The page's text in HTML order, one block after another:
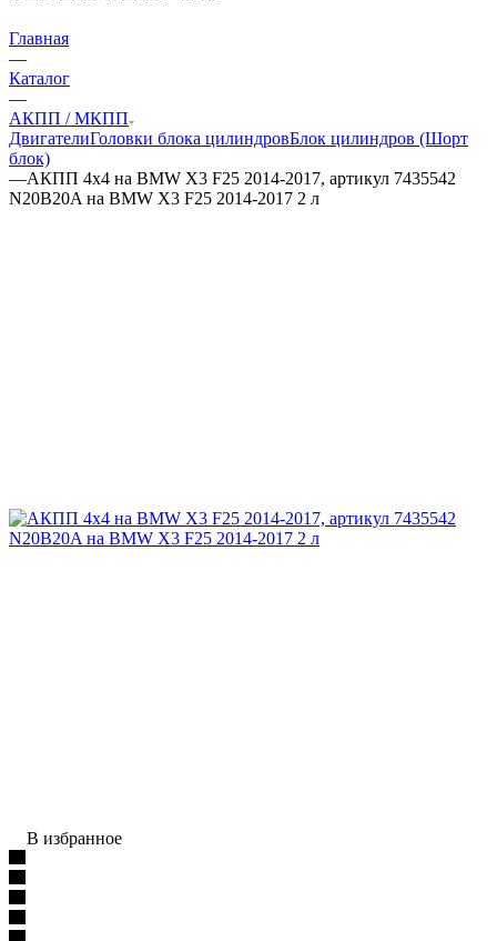
Главная
—
Каталог
—
АКПП / МКПП
ДвигателиГоловки блока цилиндровБлок цилиндров (Шорт
блок)
—АКПП 4х4 на BMW X3 F25 2014-2017, артикул 7435542
N20B20A на BMW X3 F25 2014-2017 2 л
В избранное